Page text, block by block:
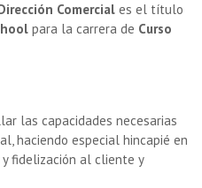
Comercial es el título
para la carrera de Curso
las capacidades necesarias
haciendo especial hincapié en
fidelización al cliente y